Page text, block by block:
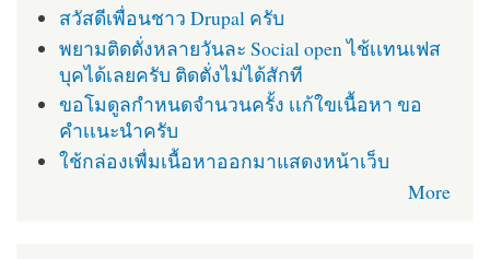
สวัสดีเพื่อนชาว Drupal ครับ
พยามติดตั่งหลายวันละ Social open ไช้เเทนเฟส
บุคได้เลยครับ ติดตั่งไม่ได้สักที
ขอโมดูลกำหนดจำนวนครั้ง เเก้ใขเนื้อหา ขอ
คำเเนะนำครับ
ใช้กล่องเพื่มเนื้อหาออกมาแสดงหน้าเว็บ
More